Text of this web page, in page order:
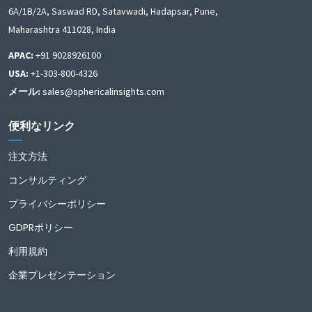
6A/1B/2A, Saswad RD, Satavwadi, Hadapsar, Pune,
Maharashtra 411028, India
APAC: +91 9028926100
USA: +1-303-800-4326
メール: sales@sphericalinsights.com
便利なリンク
注文方法
コンサルティング
プライバシーポリシー
GDPRポリシー
利用規約
企業プレゼンテーション